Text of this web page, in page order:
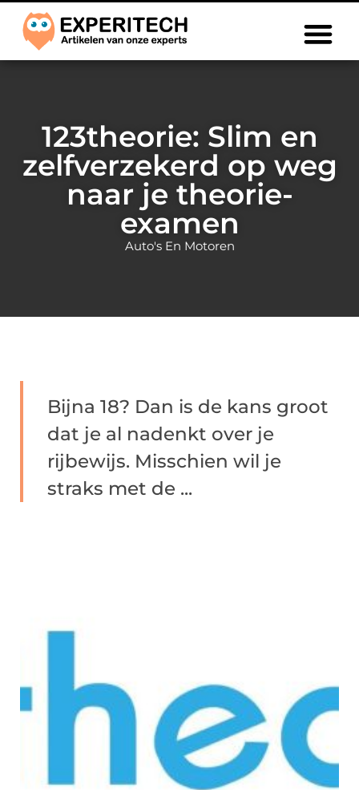
123theorie: Slim en
zelfverzekerd op weg
naar je theorie-
examen
Auto's En Motoren
Bijna 18? Dan is de kans groot
dat je al nadenkt over je
rijbewijs. Misschien wil je
straks met de ...